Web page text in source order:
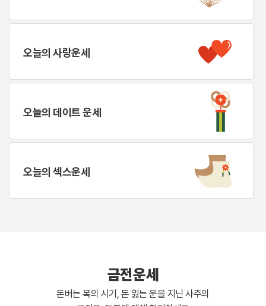
오늘의 사랑운세
오늘의 데이트 운세
오늘의 섹스운세
금전운세
돈버는 복의 시기, 돈 잃는 운을 지닌 사주의